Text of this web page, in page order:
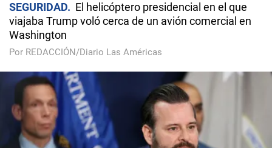
SEGURIDAD
El helicóptero presidencial en el que
viajaba Trump voló cerca de un avión comercial en
Washington
Por REDACCIÓN/Diario Las Américas